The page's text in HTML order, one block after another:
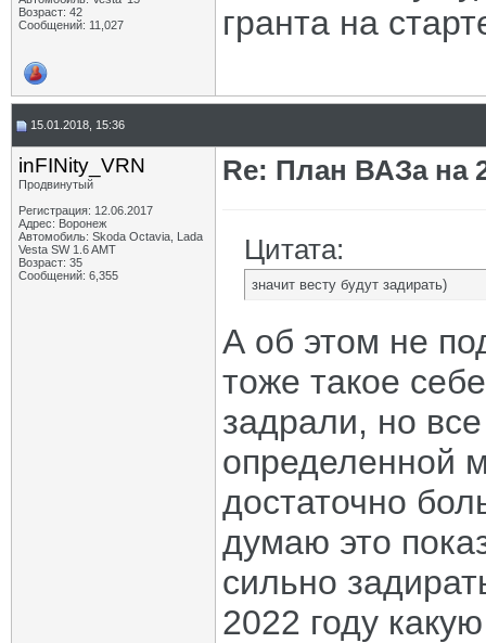
Возраст: 42
Сообщений: 11,027
гранта на
15.01.2018, 15:36
inFINity_VRN
Продвинутый
Регистрация: 12.06.2017
Адрес: Воронеж
Автомобиль: Skoda Octavia, Lada
Vesta SW 1.6 AMT
Возраст: 35
Сообщений: 6,355
Re: План ВАЗа на
Цитата:
значит весту будут задирать)
А об этом не
тоже такое
задрали, но
определенной
достаточно
думаю это
сильно
2022 году